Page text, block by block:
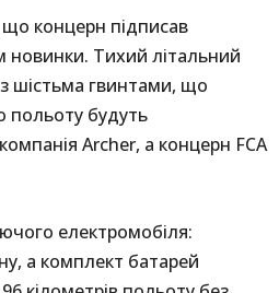
концерн підписав
новинки. Тихий літальний
шістьма гвинтами, що
польоту будуть
Archer, а концерн FCA
електромобіля:
а комплект батарей